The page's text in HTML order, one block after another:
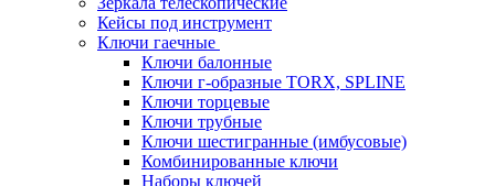
Кейсы под инструмент
Ключи гаечные
Ключи балонные
Ключи г-образные TORX, SPLINE
Ключи торцевые
Ключи трубные
Ключи шестигранные (имбусовые)
Комбинированные ключи
Наборы ключей